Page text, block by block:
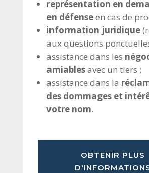
représentation en
en défenseen cas de
information juridique
aux questions
assistance dans les
amiablesavec un tiers ;
assistance dans la
des dommages et
votre nom.
OBTENIR PLUS